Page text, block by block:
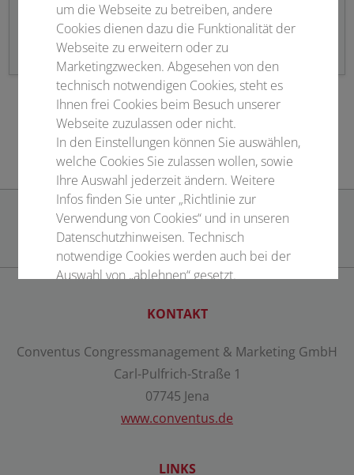
Bleiben Sie informiert!
KONTAKT
Conventus Congressmanagement & Marketing GmbH
Carl-Pulfrich-Straße 1
07745 Jena
www.conventus.de
LINKS
um die Webseite zu betreiben, andere
Cookies dienen dazu die Funktionalität der
Webseite zu erweitern oder zu
Marketingzwecken. Abgesehen von den
technisch notwendigen Cookies, steht es
Ihnen frei Cookies beim Besuch unserer
Webseite zuzulassen oder nicht.
In den Einstellungen können Sie auswählen,
welche Cookies Sie zulassen wollen, sowie
Ihre Auswahl jederzeit ändern. Weitere
Infos finden Sie unter „Richtlinie zur
Verwendung von Cookies“ und in unseren
Datenschutzhinweisen. Technisch
notwendige Cookies werden auch bei der
Auswahl von „ablehnen“ gesetzt.
Notwendige Cookies
Statistisch
Externer Inhalt